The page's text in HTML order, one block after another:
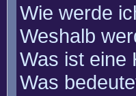
Wie werde
Weshalb
Was ist eine
Was